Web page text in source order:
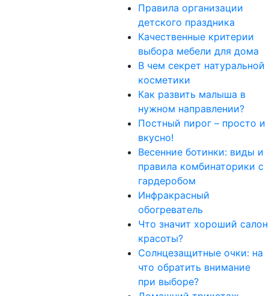
Правила организации
детского праздника
Качественные критерии
выбора мебели для дома
В чем секрет натуральной
косметики
Как развить малыша в
нужном направлении?
Постный пирог – просто и
вкусно!
Весенние ботинки: виды и
правила комбинаторики с
гардеробом
Инфракрасный
обогреватель
Что значит хороший салон
красоты?
Солнцезащитные очки: на
что обратить внимание
при выборе?